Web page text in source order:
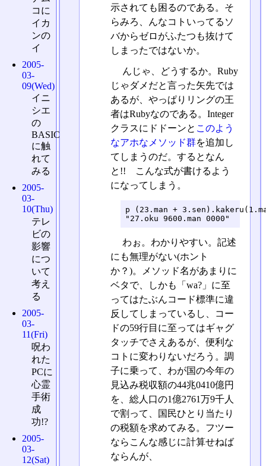
示されても困るのである。そ
らみろ、んなコトいってるソ
バからゼロがふたつも抜けて
しまったではないか。
んじゃ、どうするか。Ruby
じゃダメだと言った矢先では
あるが、やっぱりリングの王
者はRubyなのである。Integer
クラスにドドーンと このよう
なアホなメソッド群を追加し
てしまうのだ。するとなん
と!! こんな式が書けるよう
になってしまう。
p (23.man +
わぉ。わかりやすい。記述
にも無理がない(ホント
か？)。メソッド名があまりに
ベタで、しかも「wa?」に至
ってはたぶんコード標準に違
反してしまっているし、コー
ドの59行目に至ってはギャグ
タッチでさえあるが、便利な
コトに変わりないだろう。調
子に乗って、わが国の今年の
見込み税収額の44兆0410億円
を、総人口の1億2761万9千人
で割って、国民ひとり当たり
の税額を求めてみる。フツー
ならこんな感じに計算せねば
ならんが、
コに
イカ
ンの
イ
2005-
03-
09(Wed)
イニ
シエ
の
BASIC
に触
れて
みる
2005-
03-
10(Thu)
テレ
ビの
影響
につ
いて
考え
る
2005-
03-
11(Fri)
呪わ
れた
PCに
心霊
手術
成
功!?
2005-
03-
12(Sat)